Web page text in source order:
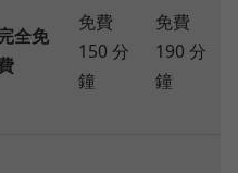
全免
免費
150 分
鐘
免費
190 分
鐘